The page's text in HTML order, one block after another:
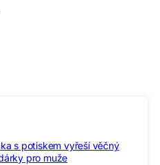
s potiskem vyřeší věčný
pro muže